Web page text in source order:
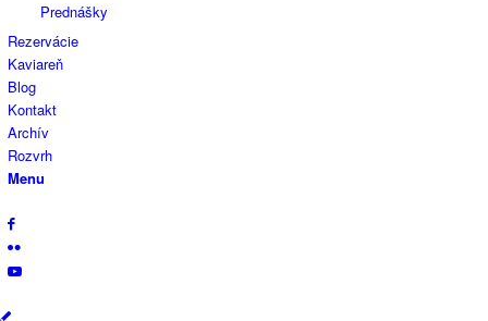
Prednášky
Rezervácie
Kaviareň
Blog
Kontakt
Archív
Rozvrh
Menu